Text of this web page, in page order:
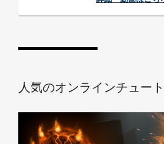
人気のオンラインチュー